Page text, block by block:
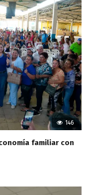
146
familiar con